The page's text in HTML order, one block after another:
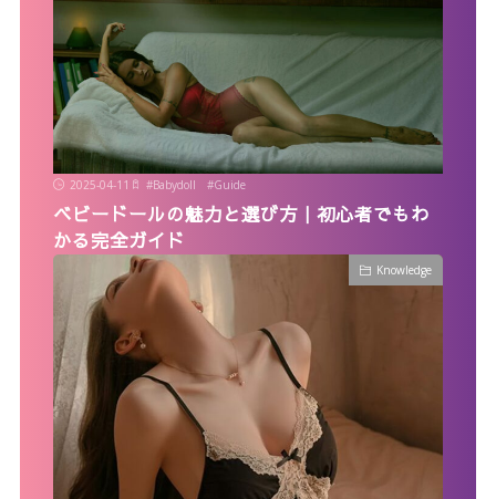
2025-04-11 #Babydoll #Guide
ベビードールの魅力と選び方｜初心者でもわ
かる完全ガイド
Knowledge